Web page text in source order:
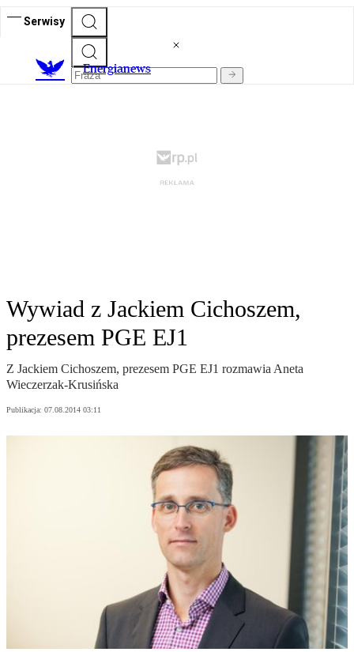
Serwisy
Energianews
Wywiad z Jackiem Cichoszem,
prezesem PGE EJ1
Z Jackiem Cichoszem, prezesem PGE EJ1 rozmawia Aneta
Wieczerzak-Krusińska
Publikacja: 07.08.2014 03:11